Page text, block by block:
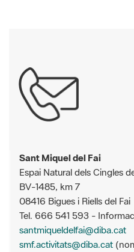
Sant Miquel del Fai
Espai Natural dels Cingles
BV-1485, km 7
08416 Bigues i Riells del Fai
Tel. 666 541 593 -
santmiqueldelfai@diba.cat
smf.activitats@diba.cat